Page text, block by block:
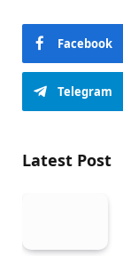
Facebook
Telegram
Latest Post